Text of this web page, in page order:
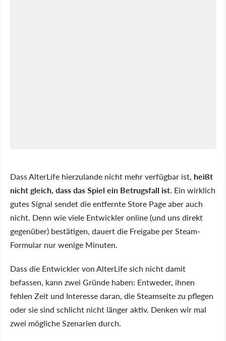
Dass AlterLife hierzulande nicht mehr verfügbar ist, heißt
nicht gleich, dass das Spiel ein Betrugsfall ist. Ein wirklich
gutes Signal sendet die entfernte Store Page aber auch
nicht. Denn wie viele Entwickler online (und uns direkt
gegenüber) bestätigen, dauert die Freigabe per Steam-
Formular nur wenige Minuten.
Dass die Entwickler von AlterLife sich nicht damit
befassen, kann zwei Gründe haben: Entweder, ihnen
fehlen Zeit und Interesse daran, die Steamseite zu pflegen
oder sie sind schlicht nicht länger aktiv. Denken wir mal
zwei mögliche Szenarien durch.